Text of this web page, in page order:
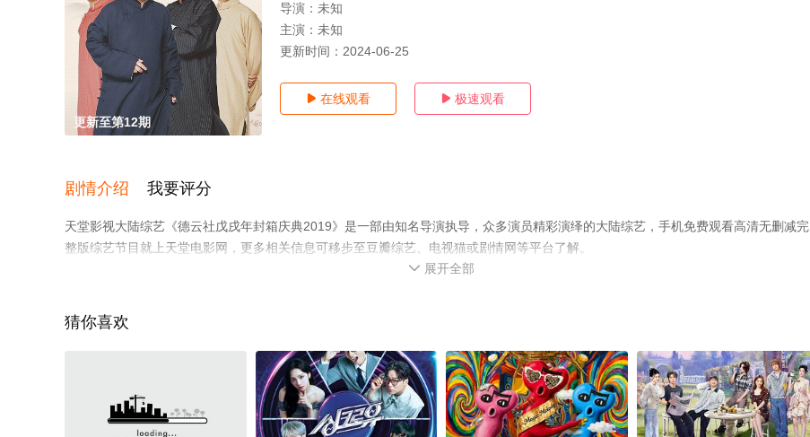
更新至第12期
导演： 未知
主演： 未知
更新时间： 2024-06-25
 在线观看  极速观看
剧情介绍 我要评分
天堂影视大陆综艺《德云社戊戌年封箱庆典2019》是一部由知名导演执导，众多演员精彩演绎的大陆综艺，手机免费观看高清无删减完
整版综艺节目就上天堂电影网，更多相关信息可移步至豆瓣综艺、电视猫或剧情网等平台了解。
 展开全部
猜你喜欢